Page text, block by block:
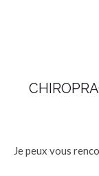
Je peux vous